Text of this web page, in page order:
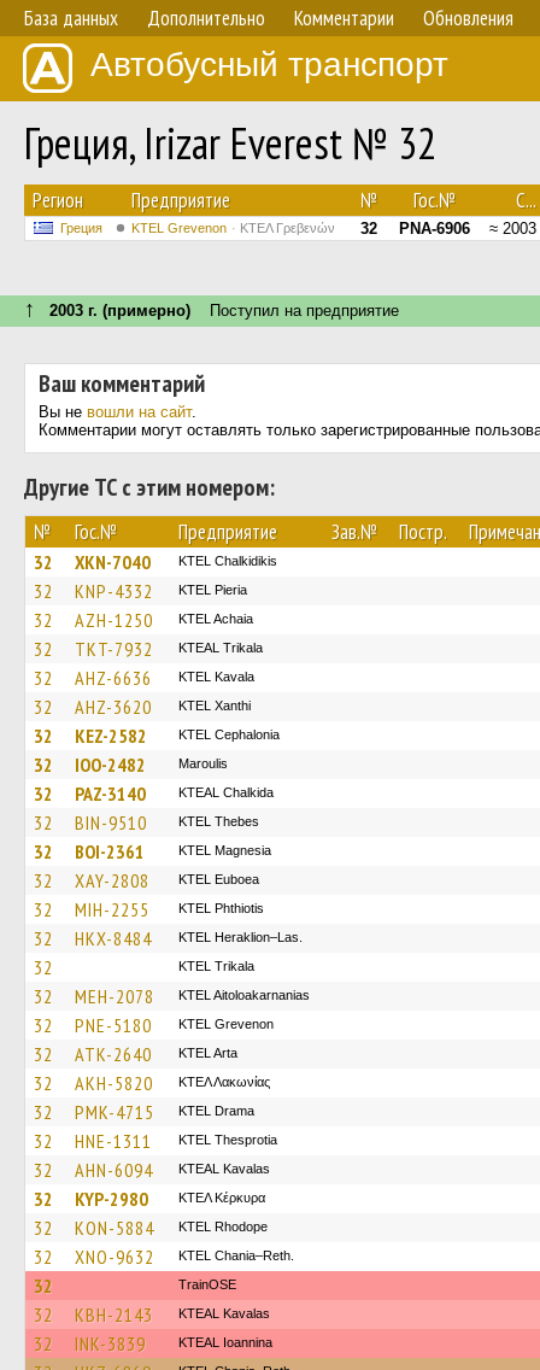
База данных Дополнительно Комментарии Обновления
Автобусный транспорт
Греция, Irizar Everest № 32
Регион Предприятие № Гос.№ С...
Греция ΚΤΕL Grevenon ΚΤΕΛ Γρεβενών 32 PNA-6906 ≈ 2003
↑ 2003 г. (примерно) Поступил на предприятие
Ваш комментарий
Вы не вошли на сайт.
Комментарии могут оставлять только зарегистрированные
Другие ТС с этим номером:
№ Гос.№ Предприятие Зав.№ Постр.
32 XKN-7040 ΚΤΕL Chalkidikis
32 KNP-4332 KTEL Pieria
32 AZH-1250 KTEL Achaia
32 TKT-7932 KTEAL Trikala
32 AHZ-6636 KTEL Kavala
32 AHZ-3620 KTEL Xanthi
32 KEZ-2582 KTEL Cephalonia
32 IOO-2482 Maroulis
32 PAZ-3140 KTEAL Chalkida
32 BIN-9510 KTEL Thebes
32 BOI-2361 ΚΤΕL Magnesia
32 XAY-2808 ΚΤΕL Euboea
32 MIH-2255 ΚΤΕL Phthiotis
32 HKX-8484 KTEL Heraklion–Las.
32 ΚΤΕL Τrikala
32 MEH-2078 KTEL Aitoloakarnanias
32 PNE-5180 ΚΤΕL Grevenon
32 ATK-2640 KTEL Arta
32 AKH-5820 ΚΤΕΛ Λακωνίας
32 PMK-4715 KTEL Drama
32 HNE-1311 KTEL Thesprotia
32 AHN-6094 KTEAL Kavalas
32 KYP-2980 ΚΤΕΛ Κέρκυρα
32 KON-5884 KTEL Rhodope
32 XNO-9632 KTEL Chania–Reth.
32 TrainΟSE
32 KBH-2143 KTEAL Kavalas
32 INK-3839 KTEAL Ioannina